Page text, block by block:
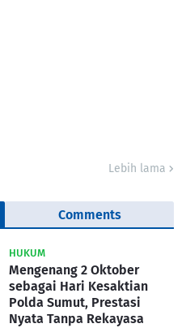
Lebih lama
Comments
HUKUM
Mengenang 2 Oktober
sebagai Hari Kesaktian
Polda Sumut, Prestasi
Nyata Tanpa Rekayasa